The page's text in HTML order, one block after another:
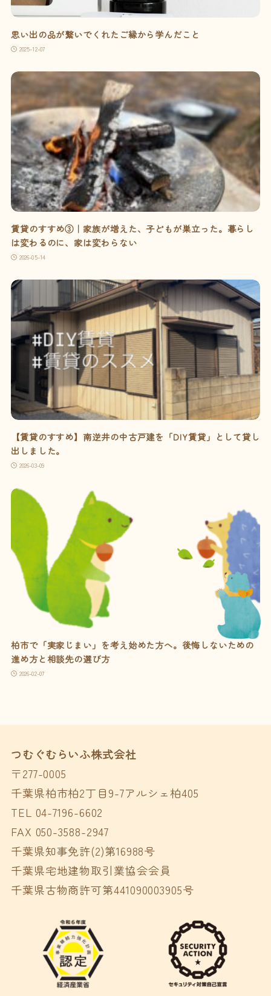
思い出の品が繋いでくれたご縁から学んだこと
2025-12-07
賃貸のすすめ③｜家族が増えた、子どもが巣立った。暮らし
は変わるのに、家は変わらない
2026-05-14
【賃貸のすすめ】南逆井の中古戸建を「DIY賃貸」として貸し
出しました。
2026-03-09
柏市で「実家じまい」を考え始めた方へ。後悔しないための
進め方と相談先の選び方
2026-02-07
つむぐむらいふ株式会社
〒277-0005
千葉県柏市柏2丁目9-7アルシェ柏405
TEL 04-7196-6602
FAX 050-3588-2947
千葉県知事免許(2)第16988号
千葉県宅地建物取引業協会会員
千葉県古物商許可第441090003905号